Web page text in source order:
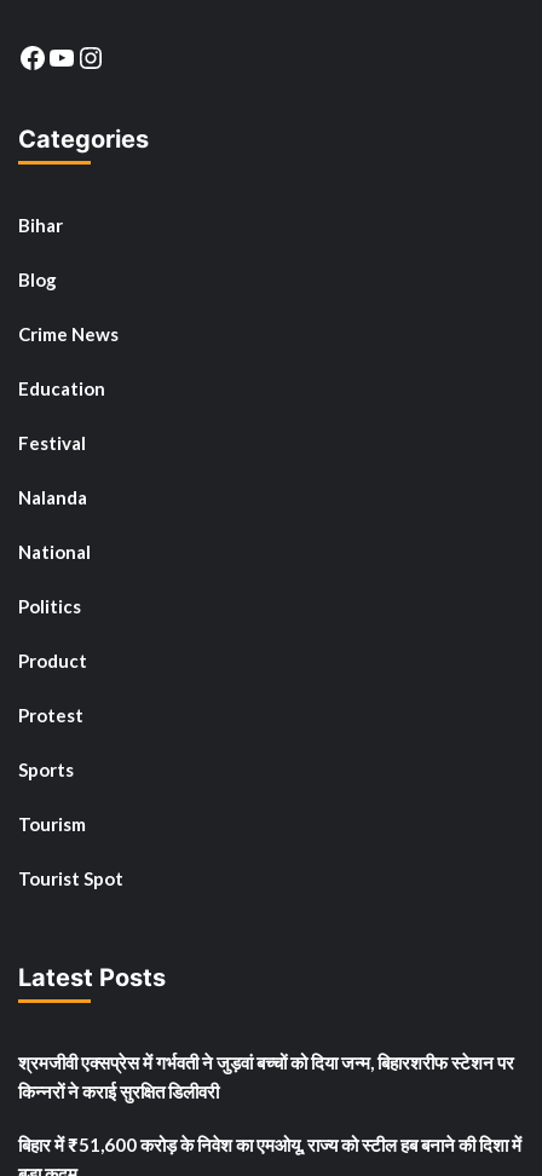
Facebook
YouTube
Instagram
Categories
Bihar
Blog
Crime News
Education
Festival
Nalanda
National
Politics
Product
Protest
Sports
Tourism
Tourist Spot
Latest Posts
श्रमजीवी एक्सप्रेस में गर्भवती ने जुड़वां बच्चों को दिया जन्म, बिहारशरीफ स्टेशन पर
किन्नरों ने कराई सुरक्षित डिलीवरी
बिहार में ₹51,600 करोड़ के निवेश का एमओयू, राज्य को स्टील हब बनाने की दिशा में